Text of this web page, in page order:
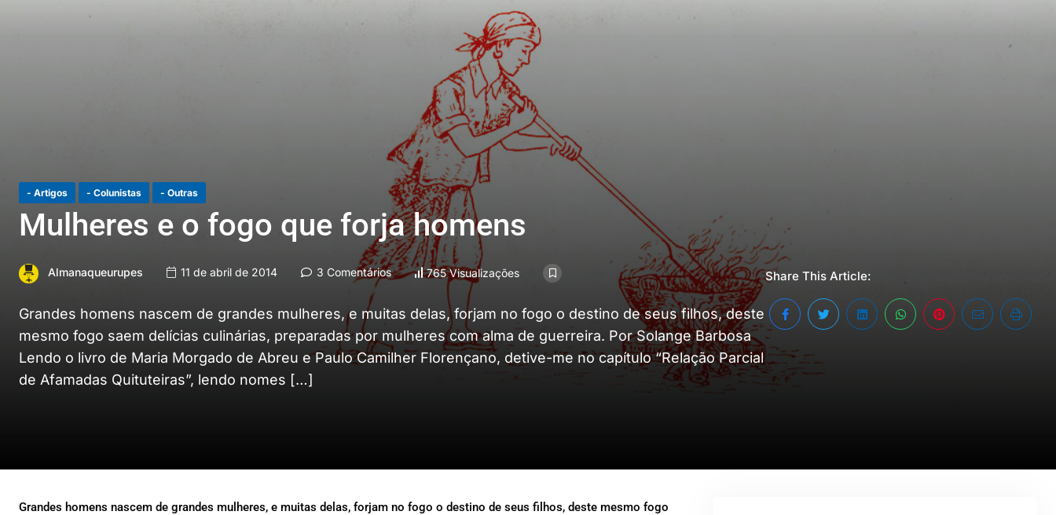
- Artigos - Colunistas - Outras
Mulheres e o fogo que forja homens
Almanaqueurupes 11 de abril de 2014 3 Comentários 765 Visualizações
Grandes homens nascem de grandes mulheres, e muitas delas, forjam no fogo o destino de seus filhos, deste
mesmo fogo saem delícias culinárias, preparadas por mulheres com alma de guerreira. Por Solange Barbosa
Lendo o livro de Maria Morgado de Abreu e Paulo Camilher Florençano, detive-me no capítulo “Relação Parcial
de Afamadas Quituteiras”, lendo nomes […]
Share This Article:
Grandes homens nascem de grandes mulheres, e muitas delas, forjam no fogo o destino de seus filhos, deste mesmo fogo